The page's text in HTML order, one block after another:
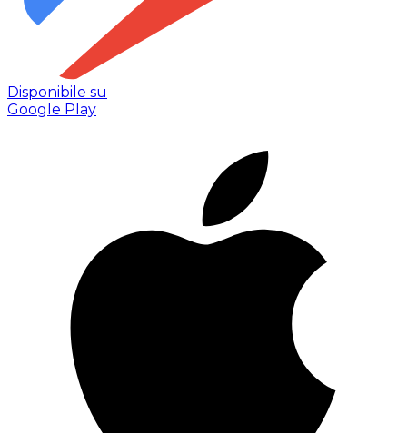
Disponibile su
Google Play